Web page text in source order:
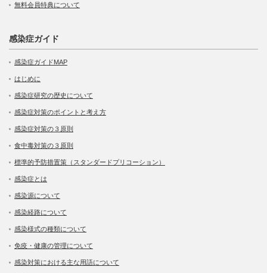
無料会員特典について
感染症ガイド
感染症ガイドMAP
はじめに
感染症研究の歴史について
感染症対策のポイントと考え方
感染症対策の３原則
食中毒対策の３原則
標準的予防措置策（スタンダードプリコーション）
感染症とは
感染源について
感染経路について
感染様式の種類について
免疫・健康の管理について
感染対策における主な用語について